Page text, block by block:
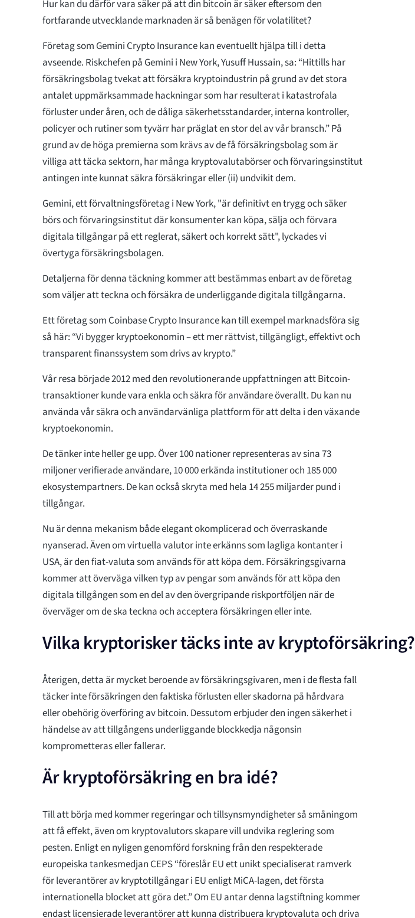
Hur kan du därför vara säker på att din bitcoin är säker eftersom den
fortfarande utvecklande marknaden är så benägen för volatilitet?
Företag som Gemini Crypto Insurance kan eventuellt hjälpa till i detta
avseende. Riskchefen på Gemini i New York, Yusuff Hussain, sa: “Hittills har
försäkringsbolag tvekat att försäkra kryptoindustrin på grund av det stora
antalet uppmärksammade hackningar som har resulterat i katastrofala
förluster under åren, och de dåliga säkerhetsstandarder, interna kontroller,
policyer och rutiner som tyvärr har präglat en stor del av vår bransch.” På
grund av de höga premierna som krävs av de få försäkringsbolag som är
villiga att täcka sektorn, har många kryptovalutabörser och förvaringsinstitut
antingen inte kunnat säkra försäkringar eller (ii) undvikit dem.
Gemini, ett förvaltningsföretag i New York, "är definitivt en trygg och säker
börs och förvaringsinstitut där konsumenter kan köpa, sälja och förvara
digitala tillgångar på ett reglerat, säkert och korrekt sätt", lyckades vi
övertyga försäkringsbolagen.
Detaljerna för denna täckning kommer att bestämmas enbart av de företag
som väljer att teckna och försäkra de underliggande digitala tillgångarna.
Ett företag som Coinbase Crypto Insurance kan till exempel marknadsföra sig
så här: “Vi bygger kryptoekonomin – ett mer rättvist, tillgängligt, effektivt och
transparent finanssystem som drivs av krypto.”
Vår resa började 2012 med den revolutionerande uppfattningen att Bitcoin-
transaktioner kunde vara enkla och säkra för användare överallt. Du kan nu
använda vår säkra och användarvänliga plattform för att delta i den växande
kryptoekonomin.
De tänker inte heller ge upp. Över 100 nationer representeras av sina 73
miljoner verifierade användare, 10 000 erkända institutioner och 185 000
ekosystempartners. De kan också skryta med hela 14 255 miljarder pund i
tillgångar.
Nu är denna mekanism både elegant okomplicerad och överraskande
nyanserad. Även om virtuella valutor inte erkänns som lagliga kontanter i
USA, är den fiat-valuta som används för att köpa dem. Försäkringsgivarna
kommer att överväga vilken typ av pengar som används för att köpa den
digitala tillgången som en del av den övergripande riskportföljen när de
överväger om de ska teckna och acceptera försäkringen eller inte.
Vilka kryptorisker täcks inte av kryptoförsäkring?
Återigen, detta är mycket beroende av försäkringsgivaren, men i de flesta fall
täcker inte försäkringen den faktiska förlusten eller skadorna på hårdvara
eller obehörig överföring av bitcoin. Dessutom erbjuder den ingen säkerhet i
händelse av att tillgångens underliggande blockkedja någonsin
komprometteras eller fallerar.
Är kryptoförsäkring en bra idé?
Till att börja med kommer regeringar och tillsynsmyndigheter så småningom
att få effekt, även om kryptovalutors skapare vill undvika reglering som
pesten. Enligt en nyligen genomförd forskning från den respekterade
europeiska tankesmedjan CEPS “föreslår EU ett unikt specialiserat ramverk
för leverantörer av kryptotillgångar i EU enligt MiCA-lagen, det första
internationella blocket att göra det.” Om EU antar denna lagstiftning kommer
endast licensierade leverantörer att kunna distribuera kryptovaluta och driva